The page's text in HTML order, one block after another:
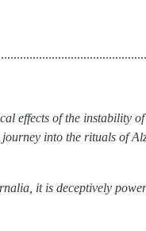
effects of the instability
into the rituals of
it is deceptively